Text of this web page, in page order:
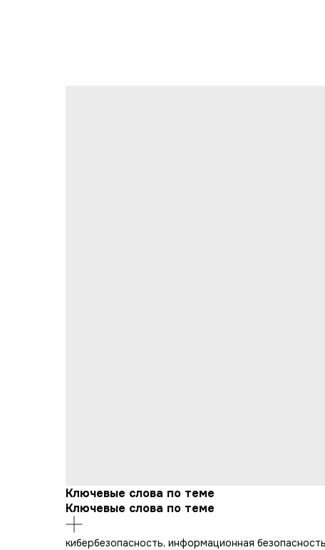
Ключевые слова по теме
Ключевые слова по теме
кибербезопасность, информационная